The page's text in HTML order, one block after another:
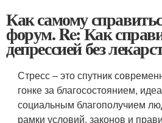
Как самому
форум. Re: Как
депрессией без
Стресс – это спутник
гонке за благосостоянием,
социальным благополучием
рамки условий, законов и